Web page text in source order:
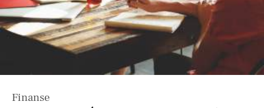
Finanse